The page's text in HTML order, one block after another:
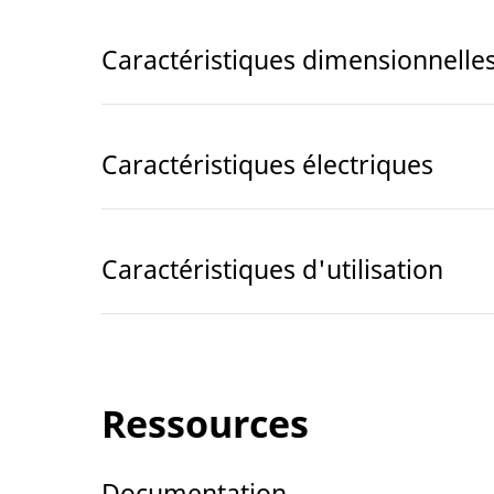
Caractéristiques
Caractéristiques électriques
Caractéristiques d'utilisation
Ressources